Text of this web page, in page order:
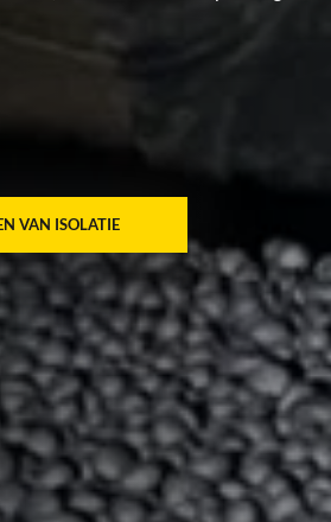
VAN ISOLATIE